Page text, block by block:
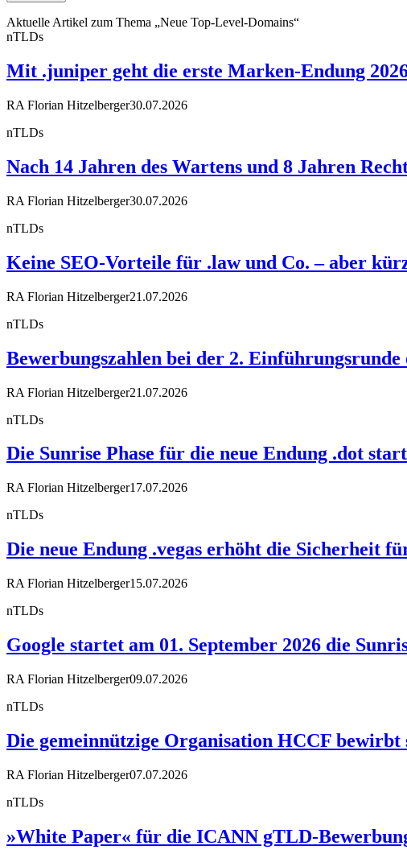
Aktuelle Artikel zum Thema „Neue Top-Level-Domains“
nTLDs
Mit .juniper geht die erste Marken-Endung
RA Florian Hitzelberger30.07.2026
nTLDs
Nach 14 Jahren des Wartens und 8 Jahren
RA Florian Hitzelberger30.07.2026
nTLDs
Keine SEO-Vorteile für .law und Co. – aber
RA Florian Hitzelberger21.07.2026
nTLDs
Bewerbungszahlen bei der 2. Einführungsrunde
RA Florian Hitzelberger21.07.2026
nTLDs
Die Sunrise Phase für die neue Endung .dot
RA Florian Hitzelberger17.07.2026
nTLDs
Die neue Endung .vegas erhöht die Sicherheit
RA Florian Hitzelberger15.07.2026
nTLDs
Google startet am 01. September 2026 die
RA Florian Hitzelberger09.07.2026
nTLDs
Die gemeinnützige Organisation HCCF
RA Florian Hitzelberger07.07.2026
nTLDs
»White Paper« für die ICANN gTLD-